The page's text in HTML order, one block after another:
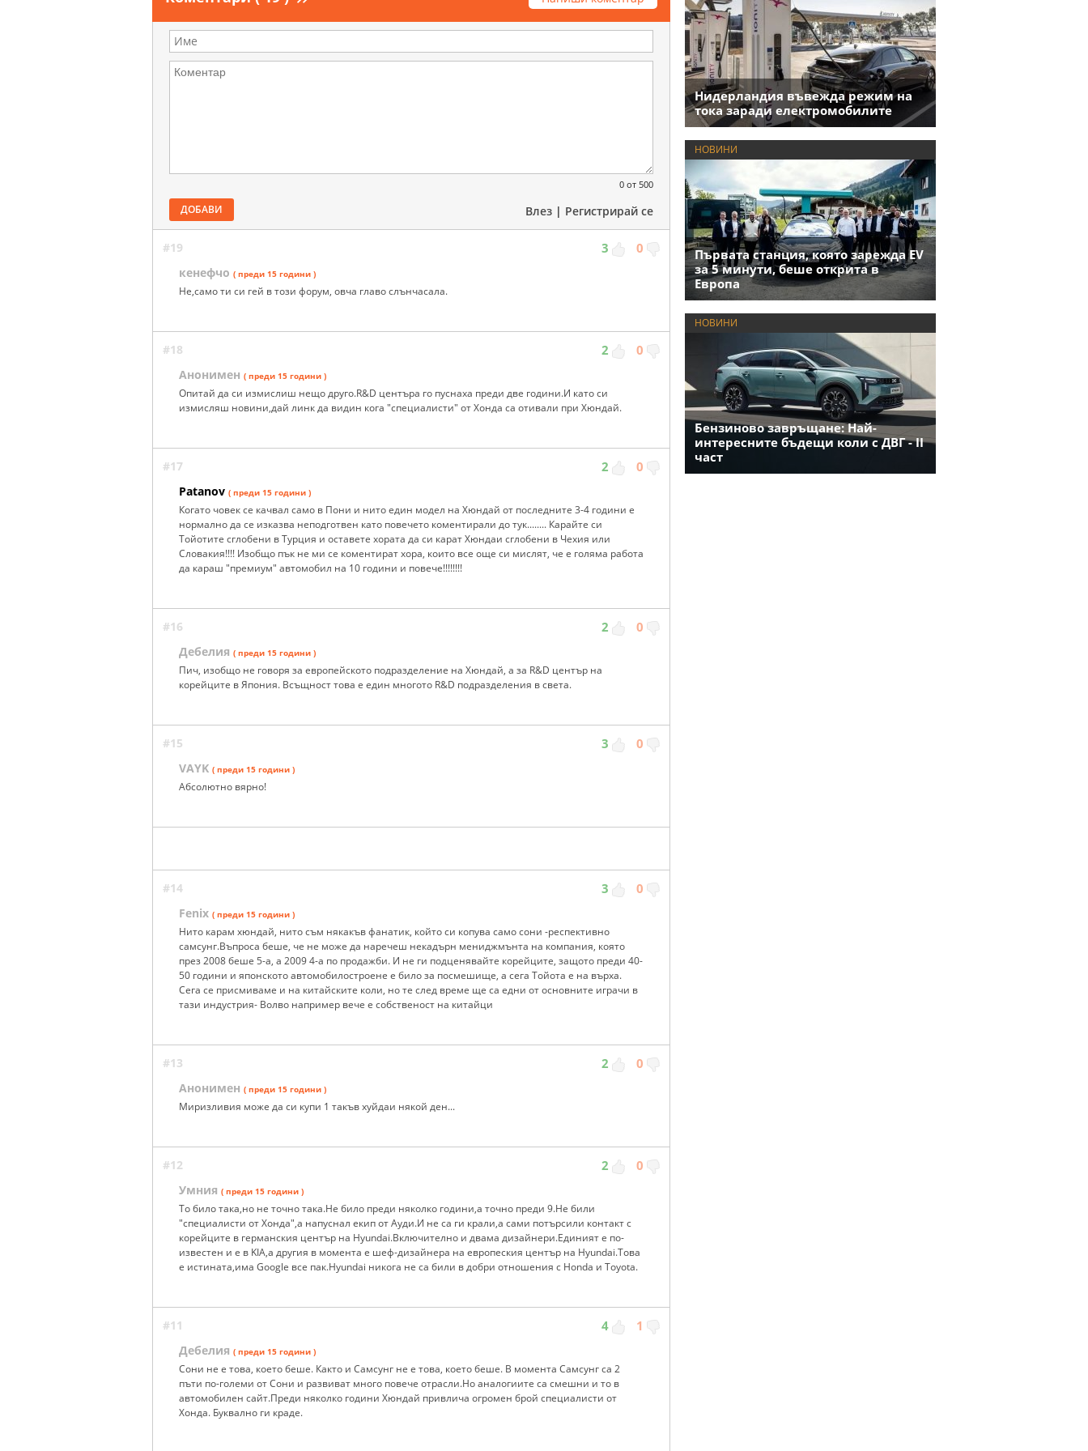
0 от 500
ДОБАВИ Влез | Регистрирай се
#19 3 0
кенефчо ( преди 15 години )
Не,само ти си гей в този форум, овча главо слънчасала.
#18 2 0
Анонимен ( преди 15 години )
Опитай да си измислиш нещо друго.R&D центъра го пуснаха преди две години.И като си
измисляш новини,дай линк да видин кога "специалисти" от Хонда са отивали при Хюндай.
#17 2 0
Patanov ( преди 15 години )
Когато човек се качвал само в Пони и нито един модел на Хюндай от последните 3-4 години е
нормално да се изказва неподготвен като повечето коментирали до тук........ Карайте си
Тойотите сглобени в Турция и оставете хората да си карат Хюндаи сглобени в Чехия или
Словакия!!!! Изобщо пък не ми се коментират хора, които все още си мислят, че е голяма работа
да караш "премиум" автомобил на 10 години и повече!!!!!!!!
#16 2 0
Дебелия ( преди 15 години )
Пич, изобщо не говоря за европейското подразделение на Хюндай, a за R&D център на
корейците в Япония. Всъщност това е един многото R&D подразделения в света.
#15 3 0
VAYK ( преди 15 години )
Абсолютно вярно!
#14 3 0
Fenix ( преди 15 години )
Нито карам хюндай, нито съм някакъв фанатик, който си копува само сони -респективно
самсунг.Въпроса беше, че не може да наречеш некадърн мениджмънта на компания, която
през 2008 беше 5-а, а 2009 4-а по продажби. И не ги подценявайте корейците, защото преди 40-
50 години и японското автомобилостроене е било за посмешище, а сега Тойота е на върха.
Сега се присмиваме и на китайските коли, но те след време ще са едни от основните играчи в
тази индустрия- Волво например вече е собственост на китайци
#13 2 0
Анонимен ( преди 15 години )
Миризливия може да си купи 1 такъв хуйдаи някой ден...
#12 2 0
Умния ( преди 15 години )
То било така,но не точно така.Не било преди няколко години,а точно преди 9.Не били
"специалисти от Хонда",а напуснал екип от Ауди.И не са ги крали,а сами потърсили контакт с
корейците в германския център на Hyundai.Включително и двама дизайнери.Единият е по-
известен и е в KIA,а другия в момента е шеф-дизайнера на европеския център на Hyundai.Това
е истината,има Google все пак.Hyundai никога не са били в добри отношения с Honda и Toyota.
#11 4 1
Дебелия ( преди 15 години )
Сони не е това, което беше. Както и Самсунг не е това, което беше. В момента Самсунг са 2
пъти по-големи от Сони и развиват много повече отрасли.Но аналогиите са смешни и то в
автомобилен сайт.Преди няколко години Хюндай привлича огромен брой специалисти от
Хонда. Буквално ги краде.
Нидерландия въвежда режим на
тока заради електромобилите
НОВИНИ
Първата станция, която зарежда EV
за 5 минути, беше открита в
Европа
НОВИНИ
Бензиново завръщане: Най-
интересните бъдещи коли с ДВГ - II
част